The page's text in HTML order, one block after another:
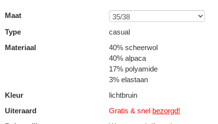
Maat
Type
casual
Materiaal
40% scheerwol
40% alpaca
17% polyamide
3% elastaan
Kleur
lichtbruin
Uiteraard
Gratis & snel bezorgd!